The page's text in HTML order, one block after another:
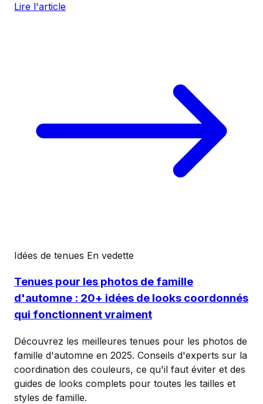
Lire l'article
Idées de tenues En vedette
Tenues pour les photos de famille
d'automne : 20+ idées de looks coordonnés
qui fonctionnent vraiment
Découvrez les meilleures tenues pour les photos de
famille d'automne en 2025. Conseils d'experts sur la
coordination des couleurs, ce qu'il faut éviter et des
guides de looks complets pour toutes les tailles et
styles de famille.